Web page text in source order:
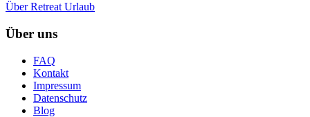
Über Retreat Urlaub
Über uns
FAQ
Kontakt
Impressum
Datenschutz
Blog